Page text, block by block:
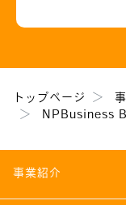
トップページ
NPBusiness
事業紹介